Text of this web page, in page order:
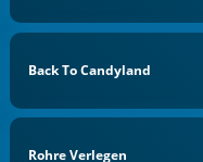
Back To Candyland
Rohre Verlegen